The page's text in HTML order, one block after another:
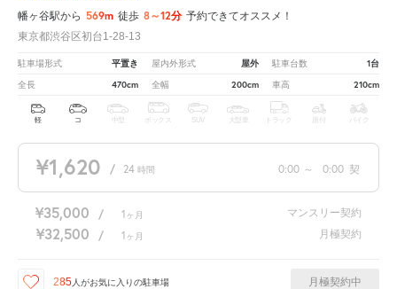
幡ヶ谷駅から 569m 徒歩 8～12分 予約できてオススメ！
東京都渋谷区初台1-28-13
駐車場形式 平置き 屋内外形式 屋外 駐車台数 1台
全長 470cm 全幅 200cm 車高 210cm
軽 コ 中型 ボックス SUV 大型車 トラック 原付 バイク
¥1,620 / 24 時間 0:00 ～ 0:00 契
¥35,000 / 1 ヶ月 マンスリー契約
¥32,500 / 1 ヶ月 月極契約
285人がお気に入りの駐車場 月極契約中